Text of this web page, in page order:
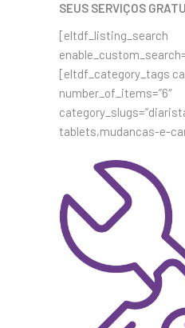
SEUS SERVIÇOS
[eltdf_listing_search
[eltdf_category_tags
number_of_items=”6″
tablets,mudancas-e-